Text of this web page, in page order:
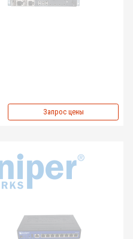
Запрос цены